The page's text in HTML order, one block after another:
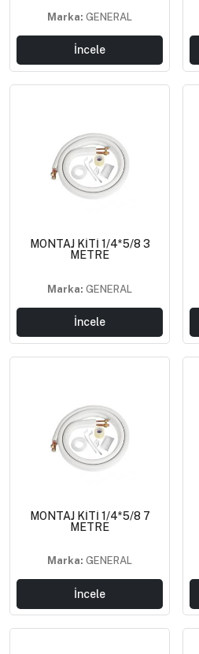
Marka: GENERAL
İncele
MONTAJ KİTİ 1/4*5/8 3
METRE
Marka: GENERAL
İncele
MONTAJ KİTİ 1/4*5/8 7
METRE
Marka: GENERAL
İncele